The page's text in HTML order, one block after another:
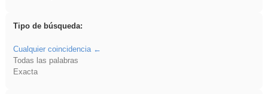
Tipo de búsqueda:
Cualquier coincidencia
Todas las palabras
Exacta